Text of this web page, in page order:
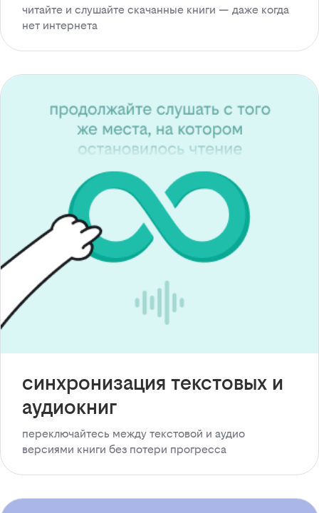
читайте и слушайте скачанные книги — даже когда
нет интернета
синхронизация текстовых и
аудиокниг
переключайтесь между текстовой и аудио
версиями книги без потери прогресса